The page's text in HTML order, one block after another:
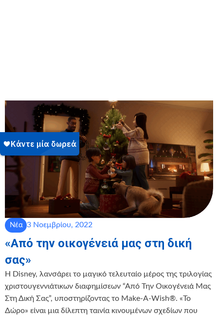
Νέα 3 Νοεμβρίου, 2022
«Από την οικογένειά μας στη δική
σας»
Η Disney, λανσάρει το μαγικό τελευταίο μέρος της τριλογίας
χριστουγεννιάτικων διαφημίσεων “Από Την Οικογένειά Μας
Στη Δική Σας”, υποστηρίζοντας το Make-A-Wish®. «Το
Δώρο» είναι μια δίλεπτη ταινία κινουμένων σχεδίων που